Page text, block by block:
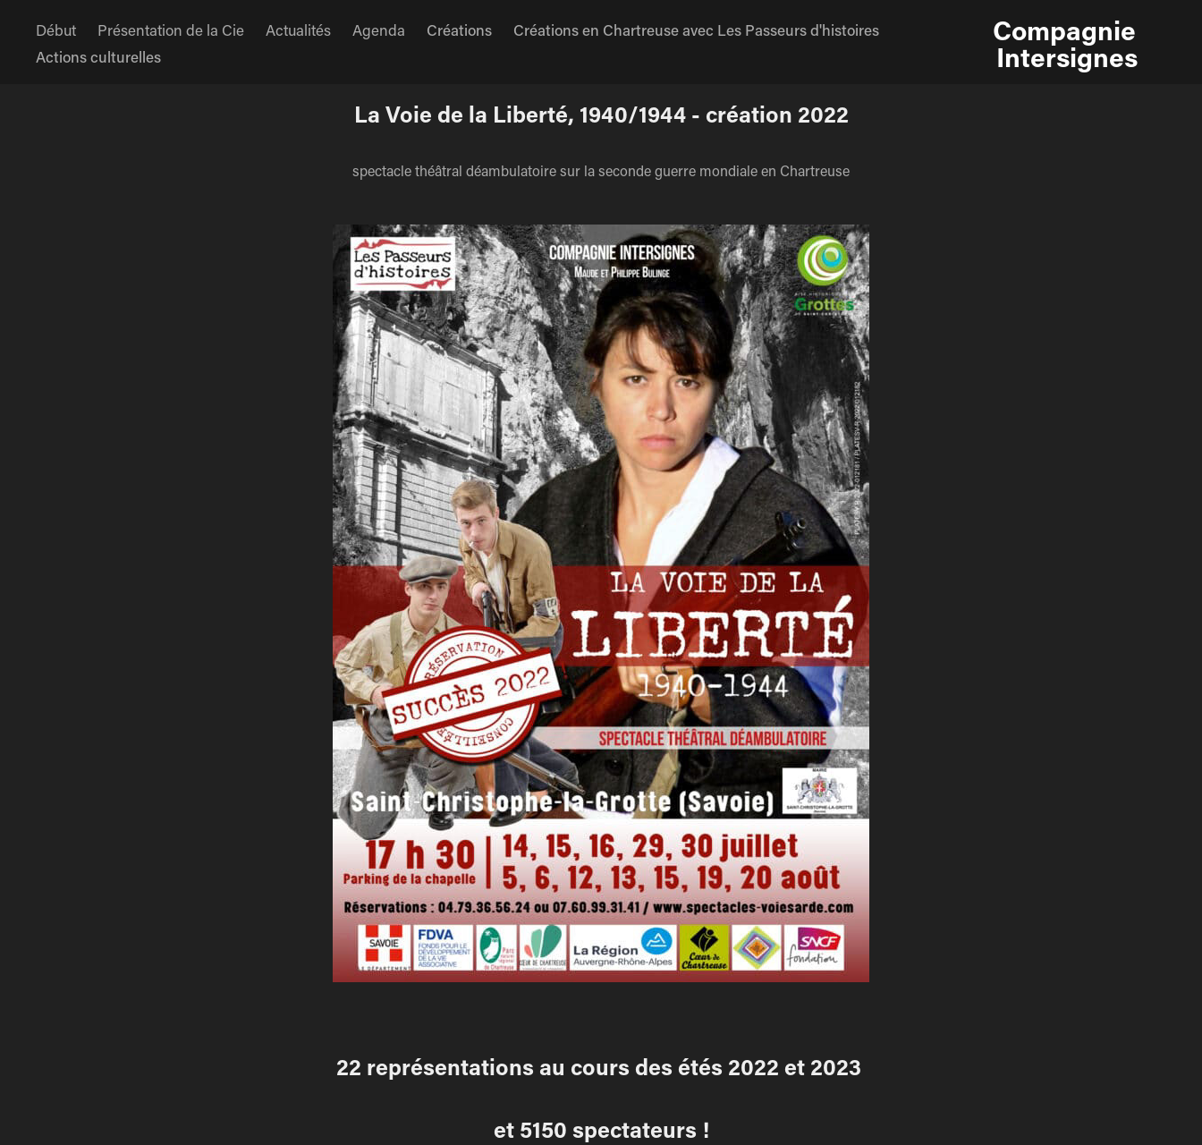
Début Présentation de la Cie Actualités Agenda Créations
Créations en Chartreuse avec Les Passeurs d'histoires
Actions culturelles
Compagnie
Intersignes
La Voie de la Liberté, 1940/1944 - création 2022
spectacle théâtral déambulatoire sur la seconde guerre mondiale en Chartreuse
22 représentations au cours des étés 2022 et 2023
et 5150 spectateurs !